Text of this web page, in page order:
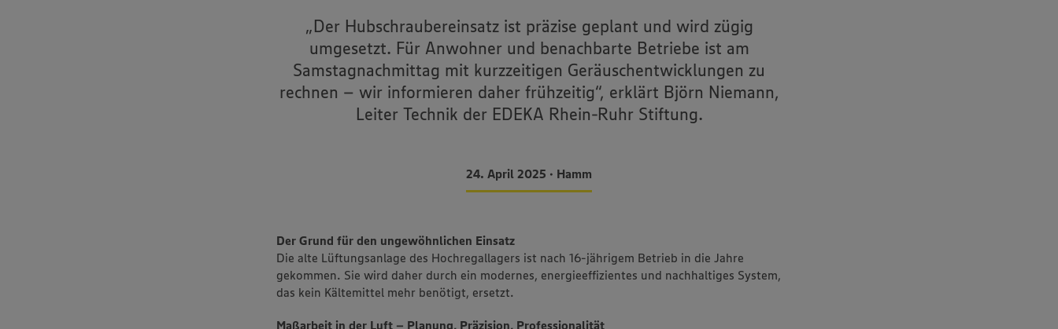
„Der Hubschraubereinsatz ist präzise geplant und wird zügig
umgesetzt. Für Anwohner und benachbarte Betriebe ist am
Samstagnachmittag mit kurzzeitigen Geräuschentwicklungen zu
rechnen – wir informieren daher frühzeitig“, erklärt Björn Niemann,
Leiter Technik der EDEKA Rhein-Ruhr Stiftung.
24. April 2025 • Hamm
Der Grund für den ungewöhnlichen Einsatz
Die alte Lüftungsanlage des Hochregallagers ist nach 16-jährigem Betrieb in die Jahre
gekommen. Sie wird daher durch ein modernes, energieeffizientes und nachhaltiges System,
das kein Kältemittel mehr benötigt, ersetzt.
Maßarbeit in der Luft – Planung, Präzision, Professionalität